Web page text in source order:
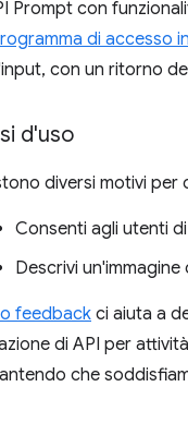
Prompt con
di accesso
con un ritorno
d'uso
diversi motivi per
Consenti agli utenti
Descrivi
feedback ci aiuta a
di API per
che